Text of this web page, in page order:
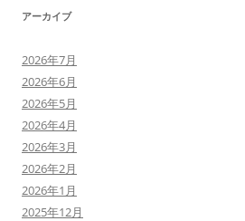
アーカイブ
2026年7月
2026年6月
2026年5月
2026年4月
2026年3月
2026年2月
2026年1月
2025年12月